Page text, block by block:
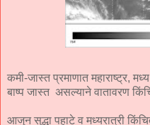
कमी-जास्त प्रमाणात महाराष्ट्र,
बाष्प जास्त असल्याने वातावरण
आजुन सुद्धा पहाटे व मध्यरात्री